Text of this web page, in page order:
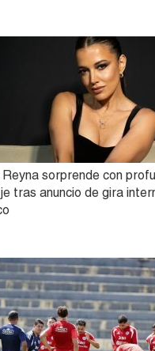
Reyna sorprende con
tras anuncio de gira